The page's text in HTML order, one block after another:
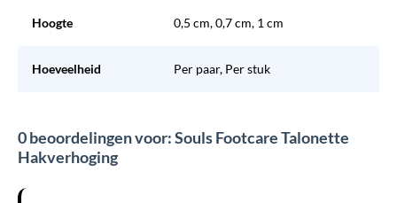
Hoogte 0,5 cm, 0,7 cm, 1 cm
Hoeveelheid Per paar, Per stuk
0 beoordelingen voor: Souls Footcare Talonette
Hakverhoging